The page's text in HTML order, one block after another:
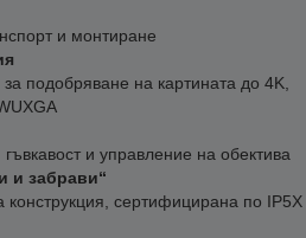
и монтиране
подобряване на картината до 4K,
и управление на обектива
и забрави“
конструкция, сертифицирана по IP5X